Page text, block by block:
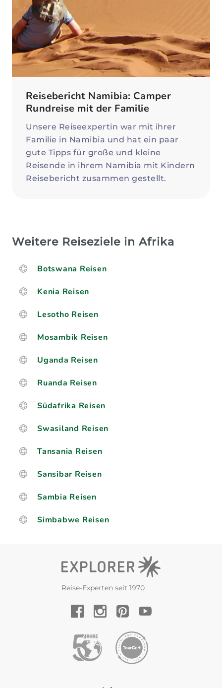
Reisebericht Namibia: Camper
Rundreise mit der Familie
Unsere Reiseexpertin war mit ihrer
Familie in Namibia und hat ein paar
gute Tipps für große und kleine
Reisende in ihrem Namibia mit Kindern
Reisebericht zusammen gestellt.
Weitere Reiseziele in Afrika
Botswana Reisen
Kenia Reisen
Lesotho Reisen
Mosambik Reisen
Uganda Reisen
Ruanda Reisen
Südafrika Reisen
Swasiland Reisen
Tansania Reisen
Sansibar Reisen
Sambia Reisen
Simbabwe Reisen
Reise-Experten seit 1970